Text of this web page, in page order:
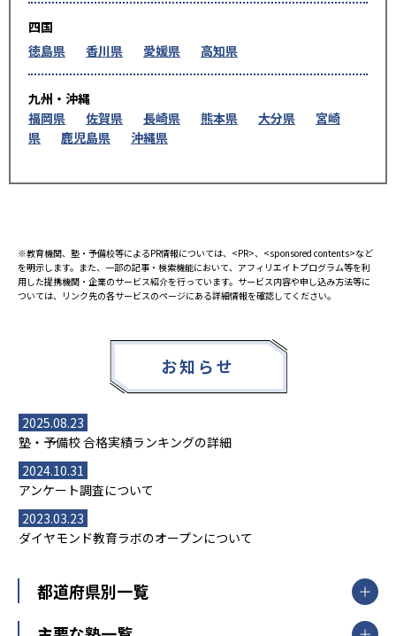
四国
徳島県
香川県 愛媛県 高知県
九州・沖縄
福岡県
佐賀県 長崎県 熊本県 大分県
宮崎
県
鹿児島県 沖縄県
※教育機関、塾・予備校等によるPR情報については、<PR>、<sponsored contents>など
を明示します。また、一部の記事・検索機能において、アフィリエイトプログラム等を利
用した提携機関・企業のサービス紹介を行っています。サービス内容や申し込み方法等に
ついては、リンク先の各サービスのページにある詳細情報を確認してください。
お知らせ
2025.08.23
塾・予備校 合格実績ランキングの詳細
2024.10.31
アンケート調査について
2023.03.23
ダイヤモンド教育ラボのオープンについて
都道府県別一覧
北海道・東北